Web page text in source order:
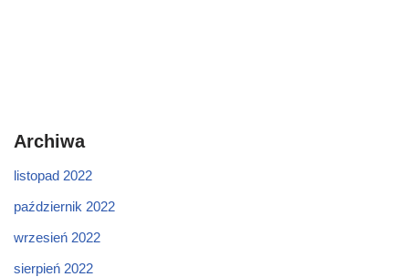
Archiwa
listopad 2022
październik 2022
wrzesień 2022
sierpień 2022